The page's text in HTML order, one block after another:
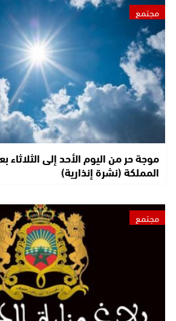
مجتمع
موجة حر من اليوم الأحد إلى
المملكة (نشرة إنذارية)
مجتمع